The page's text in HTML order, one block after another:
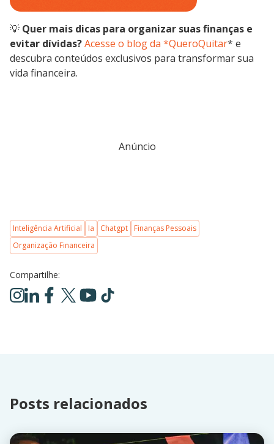
💡 Quer mais dicas para organizar suas finanças e
evitar dívidas?Acesse o blog da *QueroQuitar* e
descubra conteúdos exclusivos para transformar sua
vida financeira.
Anúncio
Inteligência Artificial Ia Chatgpt
Finanças Pessoais
Organização Financeira
Compartilhe:
Posts relacionados